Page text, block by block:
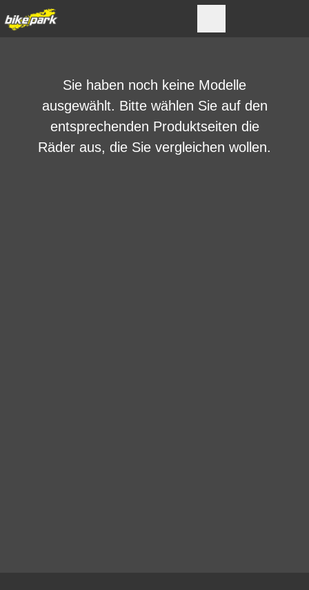
Sie haben noch keine Modelle
ausgewählt. Bitte wählen Sie auf den
entsprechenden Produktseiten die
Räder aus, die Sie vergleichen wollen.